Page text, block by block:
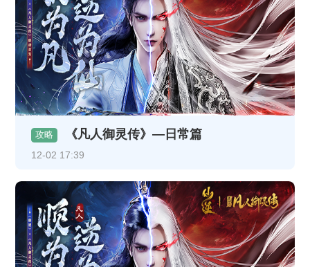
攻略 《凡人御灵传》—日常篇
12-02 17:39